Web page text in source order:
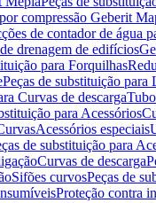
compressão Geberit
de contador de água
drenagem de edifícios
para Forquilhas
Peças de substituição
Curvas de descarga
para Acessórios
Acessórios especiais
de substituição para
Curvas de descarga
Sifões curvosPeças de
Proteção contra